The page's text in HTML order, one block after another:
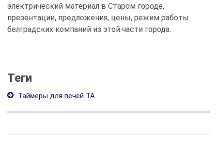
электрический материал в Старом городе,
презентации, предложения, цены, режим работы
белградских компаний из этой части города.
Теги
Таймеры для печей ТА